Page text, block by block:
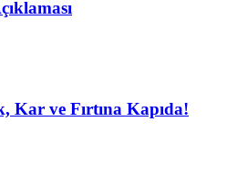
ve Fırtına Kapıda!